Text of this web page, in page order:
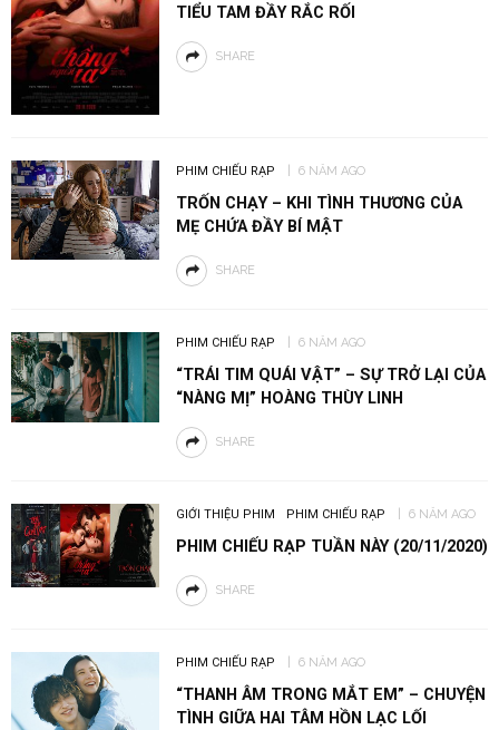
TIỂU TAM ĐẦY RẮC RỐI
SHARE
PHIM CHIẾU RẠP 6 NĂM AGO
TRỐN CHẠY – KHI TÌNH THƯƠNG CỦA
MẸ CHỨA ĐẦY BÍ MẬT
SHARE
PHIM CHIẾU RẠP 6 NĂM AGO
“TRÁI TIM QUÁI VẬT” – SỰ TRỞ LẠI CỦA
“NÀNG MỊ” HOÀNG THÙY LINH
SHARE
GIỚI THIỆU PHIM PHIM CHIẾU RẠP 6 NĂM AGO
PHIM CHIẾU RẠP TUẦN NÀY (20/11/2020)
SHARE
PHIM CHIẾU RẠP 6 NĂM AGO
“THANH ÂM TRONG MẮT EM” – CHUYỆN
TÌNH GIỮA HAI TÂM HỒN LẠC LỐI